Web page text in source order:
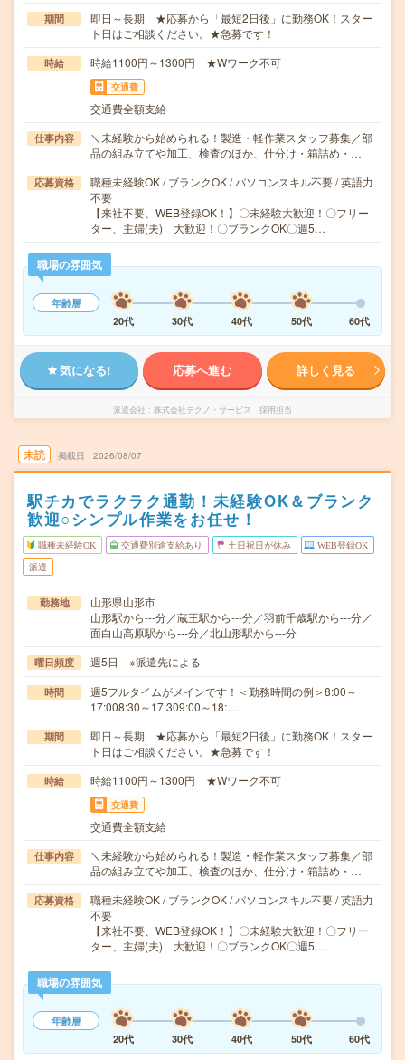
期間
即日～長期 ★応募から「最短2日後」に勤務OK！スター
ト日はご相談ください。★急募です！
時給 時給1100円～1300円 ★Wワーク不可
交通費
交通費全額支給
仕事内容
＼未経験から始められる！製造・軽作業スタッフ募集／部
品の組み立てや加工、検査のほか、仕分け・箱詰め・…
応募資格
職種未経験OK / ブランクOK / パソコンスキル不要 / 英語力
不要
【来社不要、WEB登録OK！】〇未経験大歓迎！〇フリー
ター、主婦(夫) 大歓迎！〇ブランクOK〇週5…
職場の雰囲気
年齢層
20代
30代 40代 50代 60代
気になる! 応募へ進む 詳しく見る
派遣会社 株式会社テクノ・サービス 採用担当
未読 掲載日 2026/08/07
駅チカでラクラク通勤！未経験OK＆ブランク
歓迎○シンプル作業をお任せ！
職種未経験OK 交通費別途支給あり 土日祝日が休み WEB登録OK
派遣
勤務地
山形県山形市
山形駅から---分／蔵王駅から---分／羽前千歳駅から---分／
面白山高原駅から---分／北山形駅から---分
曜日頻度 週5日 ※派遣先による
時間
週5フルタイムがメインです！＜勤務時間の例＞8:00～
17:008:30～17:309:00～18:…
期間
即日～長期 ★応募から「最短2日後」に勤務OK！スター
ト日はご相談ください。★急募です！
時給 時給1100円～1300円 ★Wワーク不可
交通費
交通費全額支給
仕事内容
＼未経験から始められる！製造・軽作業スタッフ募集／部
品の組み立てや加工、検査のほか、仕分け・箱詰め・…
応募資格
職種未経験OK / ブランクOK / パソコンスキル不要 / 英語力
不要
【来社不要、WEB登録OK！】〇未経験大歓迎！〇フリー
ター、主婦(夫) 大歓迎！〇ブランクOK〇週5…
職場の雰囲気
年齢層
20代
30代 40代 50代 60代